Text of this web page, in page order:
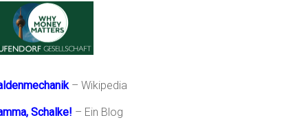
– Wikipedia
Schalke! – Ein Blog